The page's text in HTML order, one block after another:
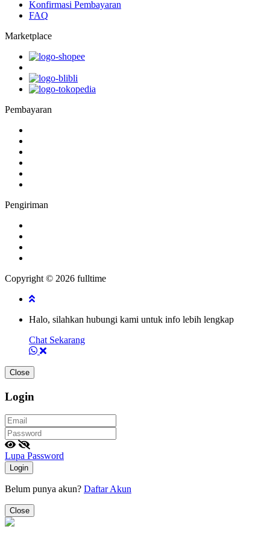
Konfirmasi Pembayaran
FAQ
Marketplace
Pembayaran
Pengiriman
Copyright © 2026 fulltime
Halo, silahkan hubungi kami untuk info lebih lengkap
Chat Sekarang
Close
Login
Lupa Password
Login
Belum punya akun? Daftar Akun
Close